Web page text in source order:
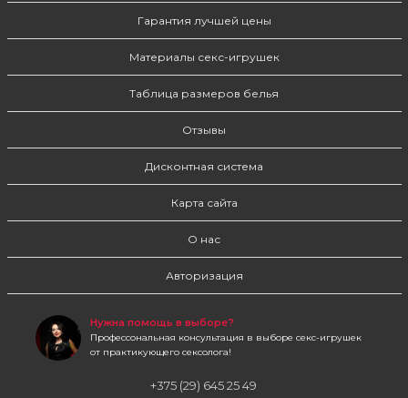
Гарантия лучшей цены
Материалы секс-игрушек
Таблица размеров белья
Отзывы
Дисконтная система
Карта сайта
О нас
Авторизация
Нужна помощь в выборе?
Профессональная консультация в выборе секс-игрушек
от практикующего сексолога!
+375 (29) 645 25 49